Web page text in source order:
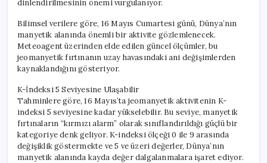
dinlendirilmesinin önemi vurgulanıyor.
Bilimsel verilere göre, 16 Mayıs Cumartesi günü, Dünya’nın
manyetik alanında önemli bir aktivite gözlemlenecek.
Meteoagent üzerinden elde edilen güncel ölçümler, bu
jeomanyetik fırtınanın uzay havasındaki ani değişimlerden
kaynaklandığını gösteriyor.
K-İndeksi 5 Seviyesine Ulaşabilir
Tahminlere göre, 16 Mayıs’ta jeomanyetik aktivitenin K-
indeksi 5 seviyesine kadar yükselebilir. Bu seviye, manyetik
fırtınaların “kırmızı alarm” olarak sınıflandırıldığı güçlü bir
kategoriye denk geliyor. K-indeksi ölçeği 0 ile 9 arasında
değişiklik göstermekte ve 5 ve üzeri değerler, Dünya’nın
manyetik alanında kayda değer dalgalanmalara işaret ediyor.